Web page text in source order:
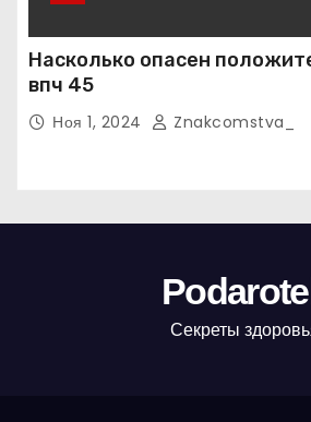
Насколько опасен
впч 45
Ноя 1, 2024 Znakcomstva_
Секреты